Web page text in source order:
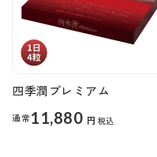
四季潤プレミアム
通常 11,880 円 税込